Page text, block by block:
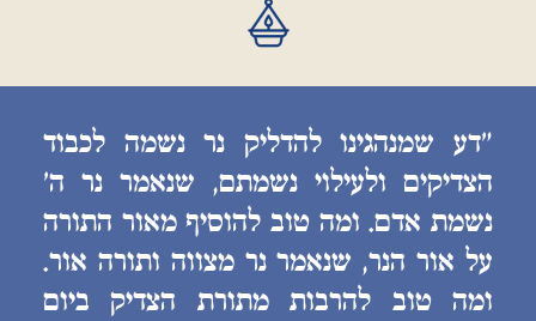
״דע שמנהגינו להדליק נר נשמה לכבוד
הצדיקים ולעילוי נשמתם, שנאמר נר ה׳
נשמת אדם. ומה טוב להוסיף מאור התורה
על אור הנר, שנאמר נר מצווה ותורה אור.
ומה טוב להרבות מתורת הצדיק ביום